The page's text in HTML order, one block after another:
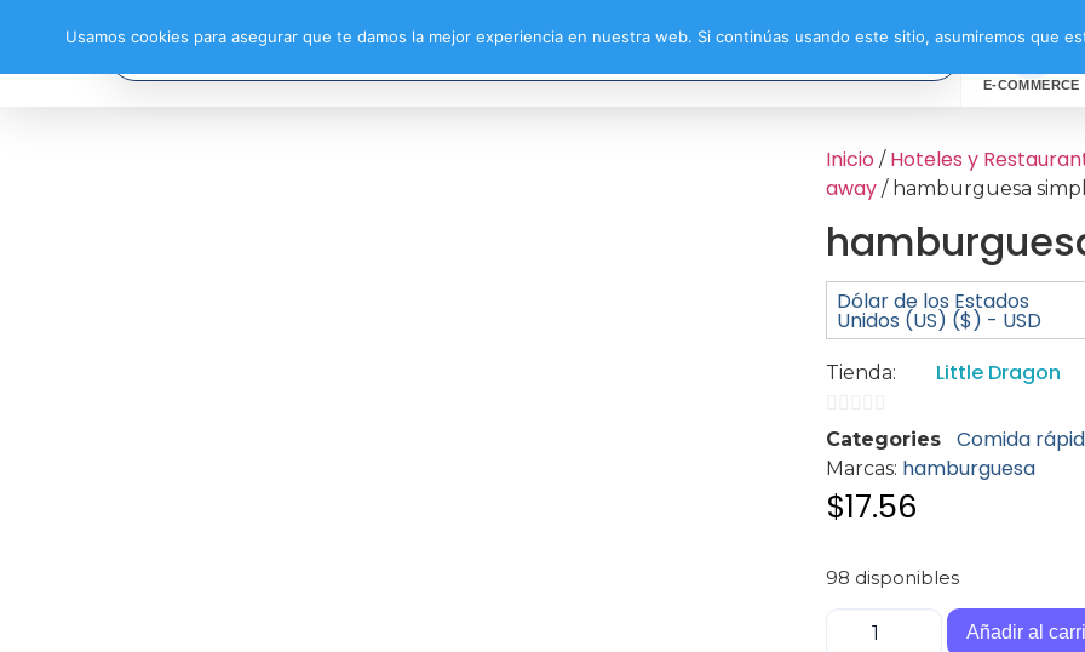
E-COMMERCE
Inicio / Hoteles y
away / hamburguesa
Dólar de los Estados
Unidos (US) ($) - USD
Tienda: Little Dragon
0
de
5
Categories Comida
Marcas: hamburguesa
$17.56
98 disponibles
Añadir al
Usamos cookies para asegurar que te damos la mejor experiencia en nuestra web. Si continúas usando este sitio, asumiremos que